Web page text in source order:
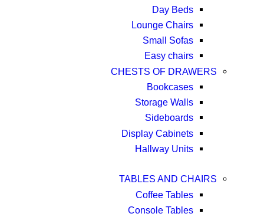
Day Beds
Lounge Chairs
Small Sofas
Easy chairs
CHESTS OF DRAWERS
Bookcases
Storage Walls
Sideboards
Display Cabinets
Hallway Units
TABLES AND CHAIRS
Coffee Tables
Console Tables